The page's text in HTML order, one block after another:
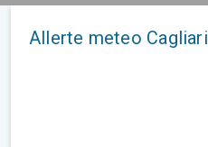
Allerte meteo Cagliari